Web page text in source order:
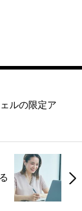
ルの限定ア